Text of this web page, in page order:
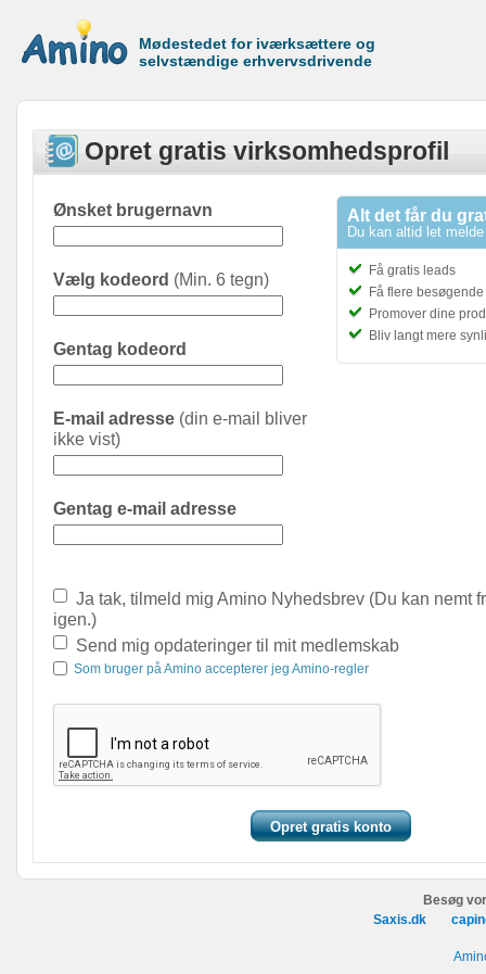
Mødestedet for iværksættere og
selvstændige erhvervsdrivende
Opret gratis virksomhedsprofil
Alt det får du
Du kan altid let
Få gratis leads
Få flere
Promover dine
Bliv langt mere
Ønsket brugernavn
Vælg kodeord (Min. 6 tegn)
Gentag kodeord
E-mail adresse (din e-mail bliver
ikke vist)
Gentag e-mail adresse
Ja tak, tilmeld mig Amino Nyhedsbrev (Du kan nemt
igen.)
Send mig opdateringer til mit medlemskab
Som bruger på Amino accepterer jeg Amino-regler
Besøg
Saxis.dk